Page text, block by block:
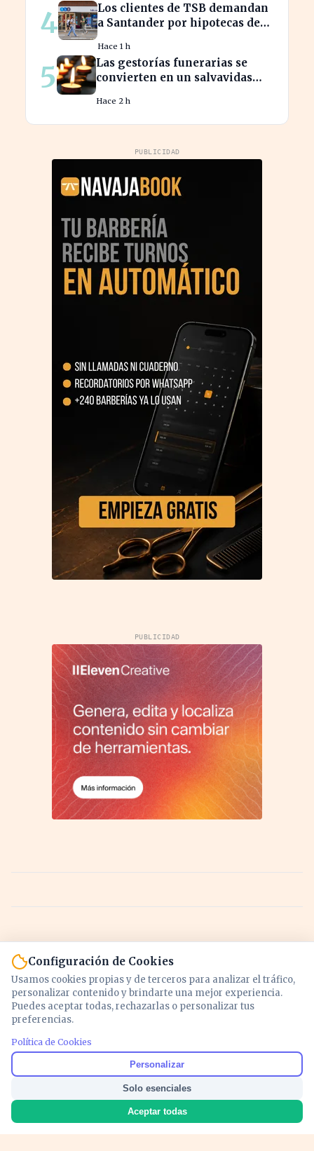
4
Los clientes de TSB demandan
a Santander por hipotecas de
Hace 1 h
5
Las gestorías funerarias se
convierten en un salvavidas
administrativo tras un
fallecimiento.
Hace 2 h
PUBLICIDAD
PUBLICIDAD
Noticias y análisis de economía, mercados,
inversión y política. Información actualizada
para entender lo que mueve tu dinero y tu
país.
Configuración de Cookies
Usamos cookies propias y de terceros para analizar el tráfico,
personalizar contenido y brindarte una mejor experiencia.
Puedes aceptar todas, rechazarlas o personalizar tus
preferencias.
Política de Cookies
Personalizar
Solo esenciales
Aceptar todas